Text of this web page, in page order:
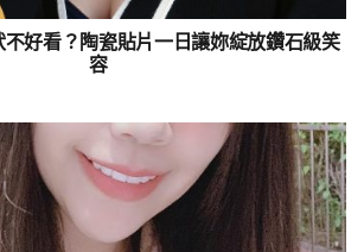
好看？陶瓷貼片一日讓妳綻放鑽石級笑
容